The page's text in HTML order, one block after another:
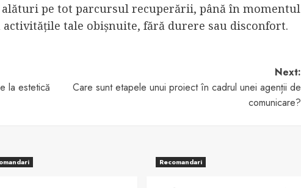
pe tot parcursul recuperării, până în momentul
tale obișnuite, fără durere sau disconfort.
la estetică
Next:
Care sunt etapele unui proiect în cadrul unei agenții de
comunicare?
Recomandari